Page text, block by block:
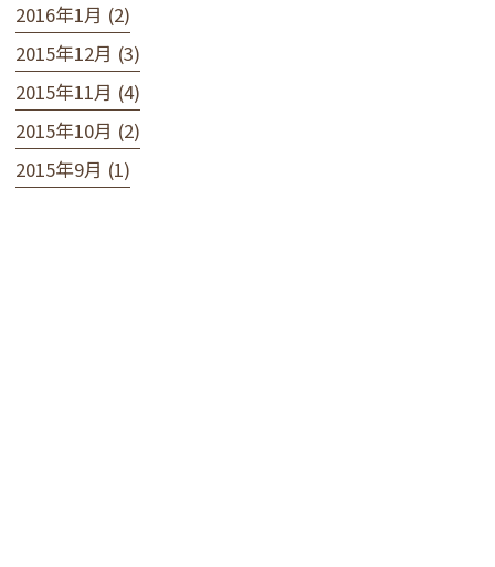
2016年1月 (2)
2015年12月 (3)
2015年11月 (4)
2015年10月 (2)
2015年9月 (1)